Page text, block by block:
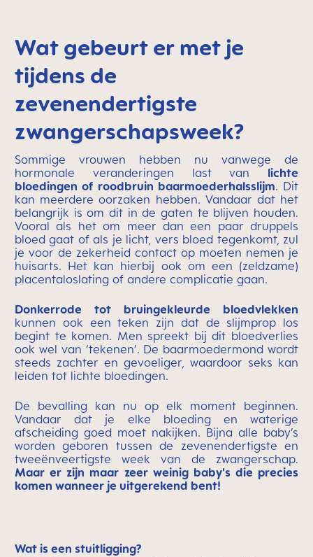
Wat gebeurt er met je
tijdens de
zevenendertigste
zwangerschapsweek?
Sommige vrouwen hebben nu vanwege de
hormonale veranderingen last van lichte
bloedingen of roodbruin baarmoederhalsslijm. Dit
kan meerdere oorzaken hebben. Vandaar dat het
belangrijk is om dit in de gaten te blijven houden.
Vooral als het om meer dan een paar druppels
bloed gaat of als je licht, vers bloed tegenkomt, zul
je voor de zekerheid contact op moeten nemen je
huisarts. Het kan hierbij ook om een (zeldzame)
placentaloslating of andere complicatie gaan.
Donkerrode tot bruingekleurde bloedvlekken
kunnen ook een teken zijn dat de slijmprop los
begint te komen. Men spreekt bij dit bloedverlies
ook wel van ‘tekenen’. De baarmoedermond wordt
steeds zachter en gevoeliger, waardoor seks kan
leiden tot lichte bloedingen.
De bevalling kan nu op elk moment beginnen.
Vandaar dat je elke bloeding en waterige
afscheiding goed moet nakijken. Bijna alle baby’s
worden geboren tussen de zevenendertigste en
tweeënveertigste week van de zwangerschap.
Maar er zijn maar zeer weinig baby's die precies
komen wanneer je uitgerekend bent!
Wat is een stuitligging?